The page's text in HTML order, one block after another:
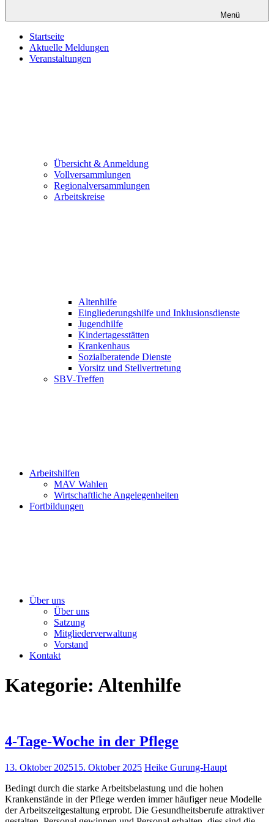
Menü
Startseite
Aktuelle Meldungen
Veranstaltungen
Übersicht & Anmeldung
Vollversammlungen
Regionalversammlungen
Arbeitskreise
Altenhilfe
Eingliederungshilfe und Inklusionsdienste
Jugendhilfe
Kindertagesstätten
Krankenhaus
Sozialberatende Dienste
Vorsitz und Stellvertretung
SBV-Treffen
Arbeitshilfen
MAV Wahlen
Wirtschaftliche Angelegenheiten
Fortbildungen
Über uns
Über uns
Satzung
Mitgliederverwaltung
Vorstand
Kontakt
Kategorie: Altenhilfe
4-Tage-Woche in der Pflege
13. Oktober 202515. Oktober 2025 Heike Gurung-Haupt
Bedingt durch die starke Arbeitsbelastung und die hohen
Krankenstände in der Pflege werden immer häufiger neue Modelle
der Arbeitszeitgestaltung erprobt. Die Gesundheitsberufe attraktiver